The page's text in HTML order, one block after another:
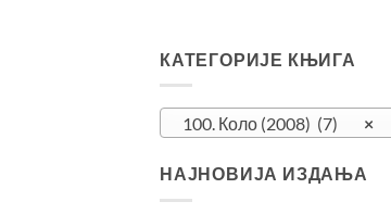
КАТЕГОРИЈЕ КЊИГА
×
100. Коло (2008) (7)
НАЈНОВИЈА ИЗДАЊА